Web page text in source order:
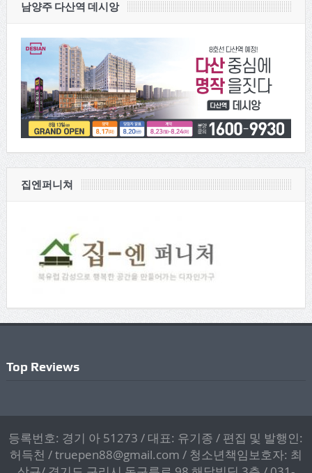
남양주 다산역 데시앙
집엔퍼니쳐
Top Reviews
등록번호: 경기 아 51273 / 대표: 유기종 / 편집 및 발행인:
허득천 / truepen88@gmail.com / 청소년책임보호자: 최